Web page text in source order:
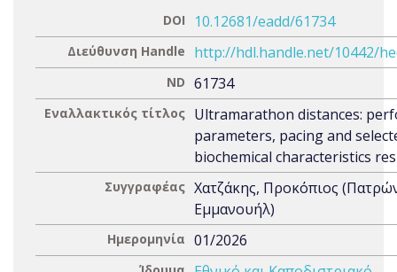
DOI 10.12681/eadd/61734
Διεύθυνση Handle http://hdl.handle.net/10442/
ND 61734
Εναλλακτικός τίτλος Ultramarathon distances:
parameters, pacing and
biochemical characteristics
Συγγραφέας Χατζάκης, Προκόπιος
Εμμανουήλ)
Ημερομηνία 01/2026